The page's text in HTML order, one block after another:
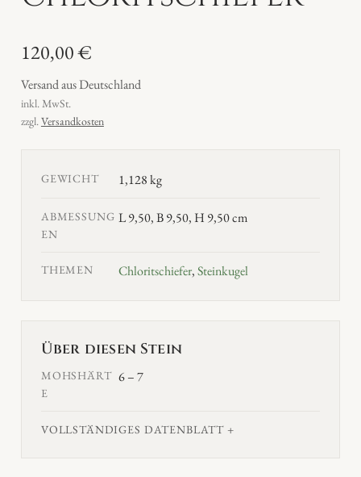
120,00€
Versand aus Deutschland
inkl. MwSt.
zzgl. Versandkosten
GEWICHT 1,128 kg
ABMESSUNG
EN
L 9,50, B 9,50, H 9,50 cm
THEMEN Chloritschiefer,Steinkugel
Über diesen Stein
MOHSHÄRT
E
6 – 7
VOLLSTÄNDIGES DATENBLATT